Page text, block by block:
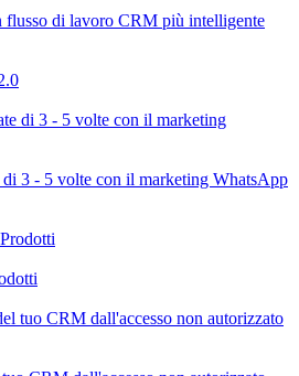
di lavoro CRM più intelligente
di 3 - 5 volte con il marketing WhatsApp